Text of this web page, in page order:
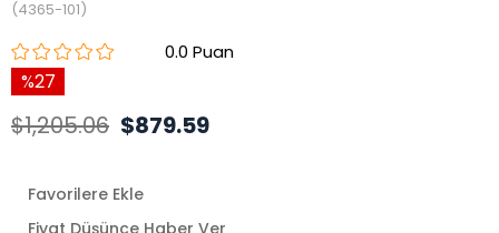
(4365-101)
0.0
27
$1,205.06 $879.59
Favorilere Ekle